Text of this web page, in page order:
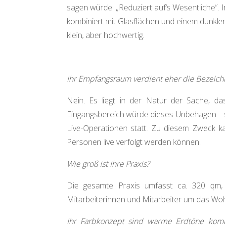
sagen würde: „Reduziert auf‘s
kombiniert mit Glasflächen und einem
klein, aber hochwertig.
Ihr Empfangsraum verdient eher die
Nein. Es liegt in der Natur der Sache,
Eingangsbereich würde dieses Unbehagen
Live-Operationen statt. Zu diesem Zweck
Personen live verfolgt werden können.
Wie groß ist Ihre Praxis?
Die gesamte Praxis umfasst ca. 320
Mitarbeiterinnen und Mitarbeiter um das
Ihr Farbkonzept sind warme Erdtöne